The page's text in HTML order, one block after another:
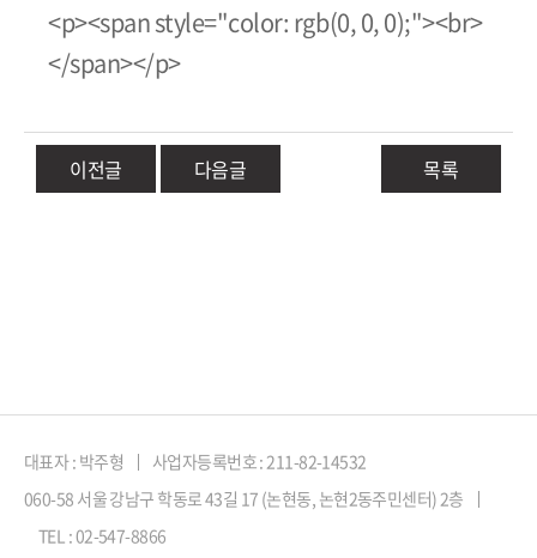
<p><span style="color: rgb(0, 0, 0);"><br>
</span></p>
이전글 다음글 목록
대표자 : 박주형
사업자등록번호 : 211-82-14532
060-58 서울 강남구 학동로 43길 17 (논현동, 논현2동주민센터) 2층
TEL : 02-547-8866